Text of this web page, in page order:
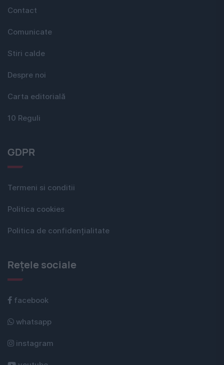
Contact
Comunicate
Stiri calde
Despre noi
Carta editorială
10 Reguli
GDPR
Termeni si conditii
Politica cookies
Politica de confidențialitate
Rețele sociale
facebook
whatsapp
instagram